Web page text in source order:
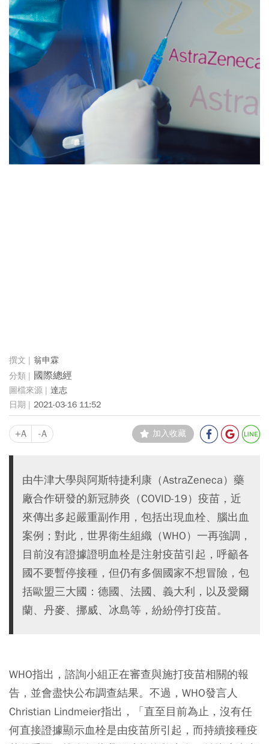
翁申霖
國際總經
達志
2021-03-16 11:52
+A -A 加入收藏
由牛津大學與阿斯特捷利康（AstraZeneca）藥
廠合作研發的新冠肺炎（COVID-19）疫苗，近
來傳出多起嚴重副作用，包括出現血栓、腦出血
案例；對此，世界衛生組織（WHO）一再強調，
目前沒有證據證明血栓是注射疫苗引起，呼籲各
國不要暫停接種，但仍有多個國家不想冒險，包
括歐盟三大國：德國、法國、義大利，以及愛爾
蘭、丹麥、挪威、冰島等，紛紛停打疫苗。
WHO指出，諮詢小組正在審查與施打疫苗相關的報
告，並會盡快公布調查結果。不過，WHO發言人
Christian Lindmeier指出，「直至目前為止，沒有任
何直接證據顯示血栓是由疫苗所引起，而持續接種疫